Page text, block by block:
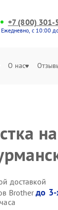
+7 (800) 301-
Ежедневно, с 10:00
О нас
на
доставкой
Brotherдо 3-